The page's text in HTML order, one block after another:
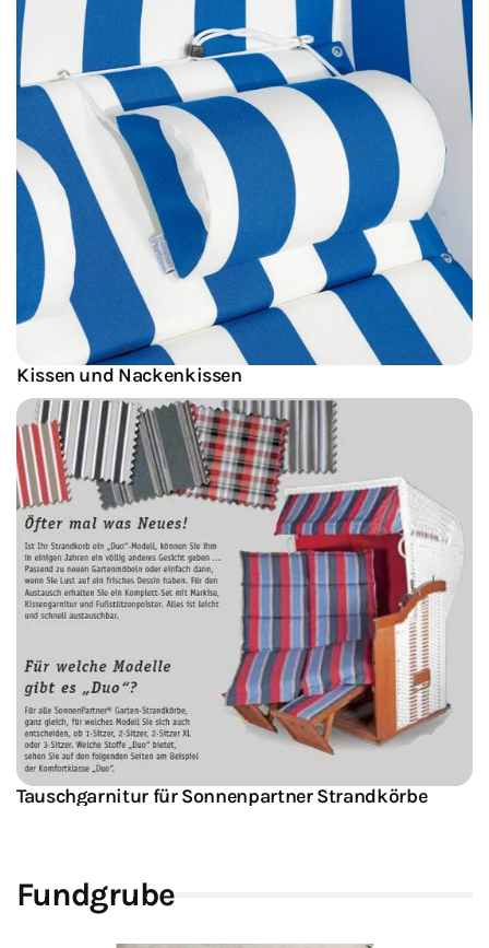
Kissen und Nackenkissen
Tauschgarnitur für Sonnenpartner Strandkörbe
Fundgrube